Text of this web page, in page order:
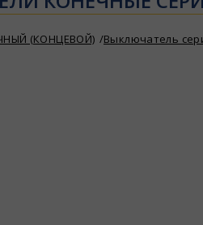
(КОНЦЕВОЙ) Выключатель